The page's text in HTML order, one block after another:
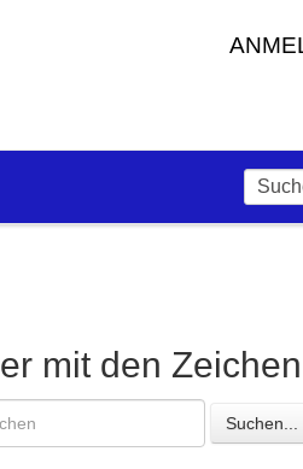
mit den Zeichen
Suchen...